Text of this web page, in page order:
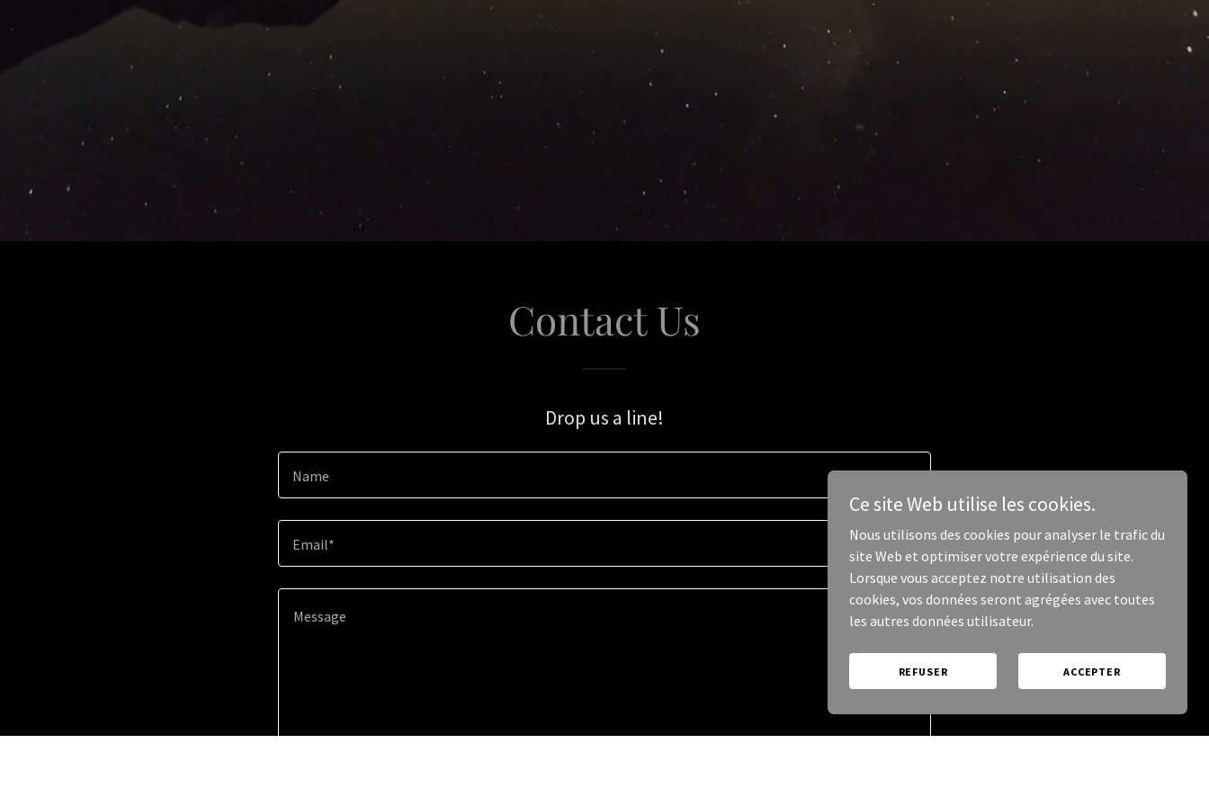
Contact Us
Drop us a line!
Name
Email*
Ce site Web utilise les cookies.
Nous utilisons des cookies pour analyser le trafic du
site Web et optimiser votre expérience du site.
Lorsque vous acceptez notre utilisation des
cookies, vos données seront agrégées avec toutes
les autres données utilisateur.
REFUSER ACCEPTER